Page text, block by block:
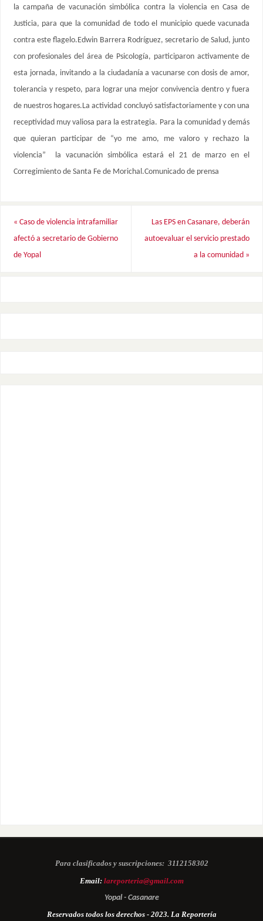
la campaña de vacunación simbólica contra la violencia en Casa de
Justicia, para que la comunidad de todo el municipio quede vacunada
contra este flagelo.Edwin Barrera Rodríguez, secretario de Salud, junto
con profesionales del área de Psicología, participaron activamente de
esta jornada, invitando a la ciudadanía a vacunarse con dosis de amor,
tolerancia y respeto, para lograr una mejor convivencia dentro y fuera
de nuestros hogares.La actividad concluyó satisfactoriamente y con una
receptividad muy valiosa para la estrategia. Para la comunidad y demás
que quieran participar de “yo me amo, me valoro y rechazo la
violencia” la vacunación simbólica estará el 21 de marzo en el
Corregimiento de Santa Fe de Morichal.Comunicado de prensa
« Caso de violencia intrafamiliar
afectó a secretario de Gobierno
de Yopal
Las EPS en Casanare, deberán
autoevaluar el servicio prestado
a la comunidad »
Para clasificados y suscripciones: 3112158302
Email: lareporteria@gmail.com
Yopal - Casanare
Reservados todos los derechos - 2023. La Reportería